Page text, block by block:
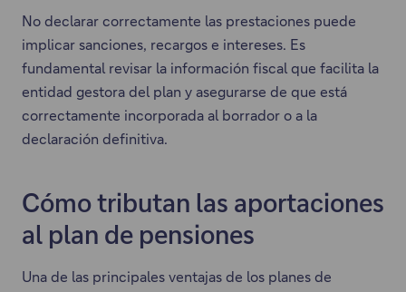
No declarar correctamente las prestaciones puede
implicar sanciones, recargos e intereses. Es
fundamental revisar la información fiscal que facilita la
entidad gestora del plan y asegurarse de que está
correctamente incorporada al borrador o a la
declaración definitiva.
Cómo tributan las aportaciones
al plan de pensiones
Una de las principales ventajas de los planes de